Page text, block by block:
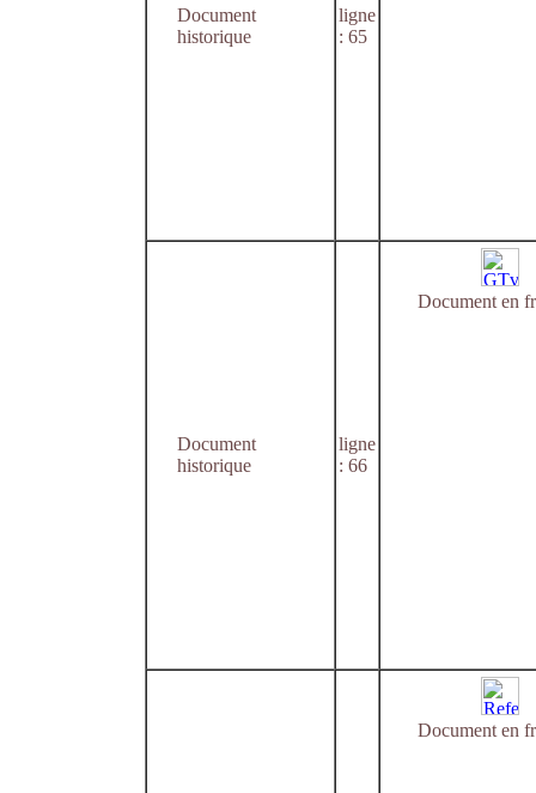
Document
historique
ligne
: 65
Document
historique
ligne
: 66
Document en
Document en